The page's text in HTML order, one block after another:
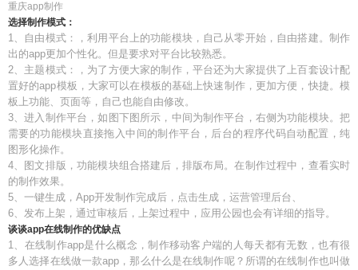
重庆app制作
选择制作模式：
1、自由模式：，利用平台上的功能模块，自己从零开始，自由搭建。制作
出的app更加个性化。但是要求对平台比较熟悉。
2、主题模式：，为了方便大家的制作，平台还为大家提供了上百套设计配
置好的app模板，大家可以在模板的基础上快速制作，更加方便，快捷。模
板上功能、页面等，自己也能自由修改。
3、进入制作平台，如图下图所示，中间为制作平台，右侧为功能模块。把
需要的功能模块直接拖入中间的制作平台，后台的程序代码自动配置，纯
图形化操作。
4、图文排版，功能模块组合搭建后，排版布局。在制作过程中，查看实时
的制作效果。
5、一键生成，App开发制作完成后，点击生成，运营管理后台、
6、发布上架，通过审核后，上架过程中，应用公园也会有详细的指导。
谈谈app在线制作的优缺点
1、在线制作app是什么概念，制作移动客户端的人每天都有无数，也有很
多人选择在线做一款app，那么什么是在线制作呢？所谓的在线制作也叫做